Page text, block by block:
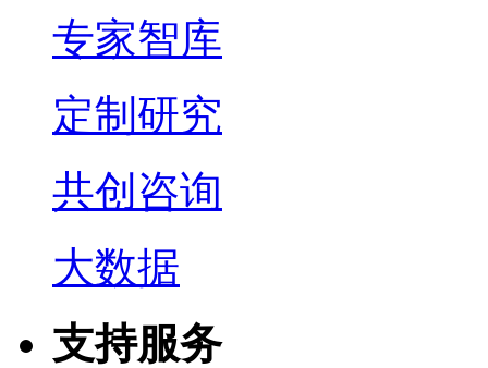
专家智库
定制研究
共创咨询
大数据
支持服务